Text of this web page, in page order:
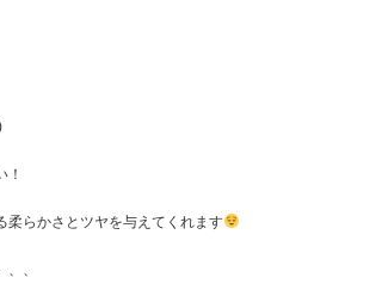
！
柔らかさとツヤを与えてくれます
、